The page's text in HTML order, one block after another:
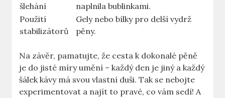
šlehání
naplnila bublinkami.
Použití
stabilizátorů
Gely ‌nebo bílky pro delší⁢ vydrž⁤
pěny.
Na závěr, pamatujte, že cesta k dokonalé pěně
je do ⁤jisté míry umění – ⁢každý den je jiný a každý
šálek kávy má svou vlastní duši.​ Tak se nebojte
experimentovat a najít to pravé,⁤ co​ vám sedí! ‍A